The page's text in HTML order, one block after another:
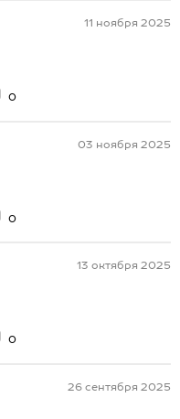
11 ноября 2025
0
03 ноября 2025
0
13 октября 2025
0
26 сентября 2025